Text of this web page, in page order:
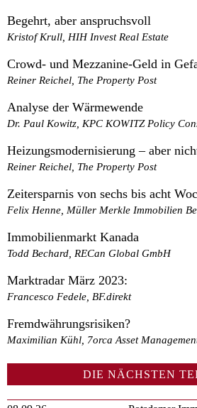
Begehrt, aber anspruchsvoll
Kristof Krull, HIH Invest Real Estate
Crowd- und Mezzanine-Geld in
Reiner Reichel, The Property Post
Analyse der Wärmewende
Dr. Paul Kowitz, KPC KOWITZ Policy
Heizungsmodernisierung – aber
Reiner Reichel, The Property Post
Zeitersparnis von sechs bis acht
Felix Henne, Müller Merkle Immobilien
Immobilienmarkt Kanada
Todd Bechard, RECan Global GmbH
Marktradar März 2023:
Francesco Fedele, BF.direkt
Fremdwährungsrisiken?
Maximilian Kühl, 7orca Asset
DIE NÄCHSTEN